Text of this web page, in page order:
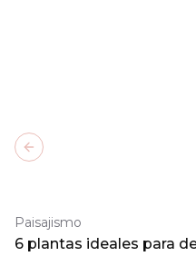
Paisajismo
6 plantas ideales para
Previous slide